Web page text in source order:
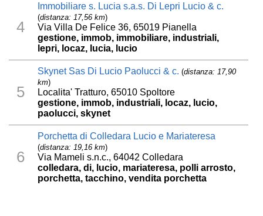
4
Immobiliare s. Lucia s.a.s. Di Lepri Lucio & c.
(distanza: 17,56 km)
Via Villa De Felice 36, 65019 Pianella
gestione, immob, immobiliare, industriali,
lepri, locaz, lucia, lucio
5
Skynet Sas Di Lucio Paolucci & c. (distanza: 17,90
km)
Localita' Tratturo, 65010 Spoltore
gestione, immob, industriali, locaz, lucio,
paolucci, skynet
6
Porchetta di Colledara Lucio e Mariateresa
(distanza: 19,16 km)
Via Mameli s.n.c., 64042 Colledara
colledara, di, lucio, mariateresa, polli arrosto,
porchetta, tacchino, vendita porchetta